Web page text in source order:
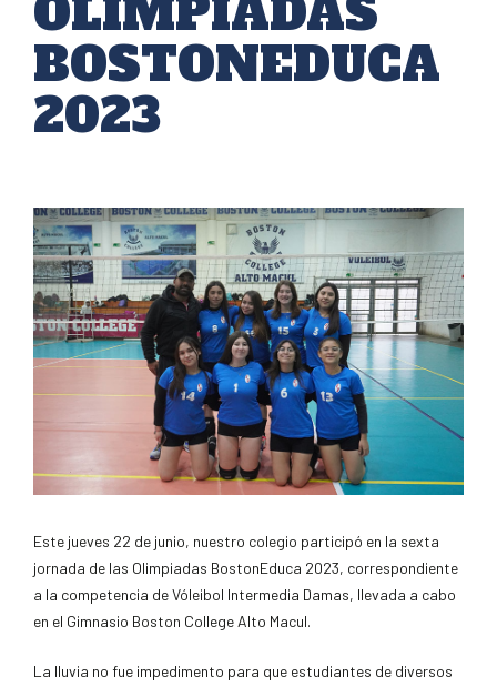
OLIMPIADAS
BOSTONEDUCA
2023
Este jueves 22 de junio, nuestro colegio participó en la sexta
jornada de las Olimpiadas BostonEduca 2023, correspondiente
a la competencia de Vóleibol Intermedia Damas, llevada a cabo
en el Gimnasio Boston College Alto Macul.
La lluvia no fue impedimento para que estudiantes de diversos